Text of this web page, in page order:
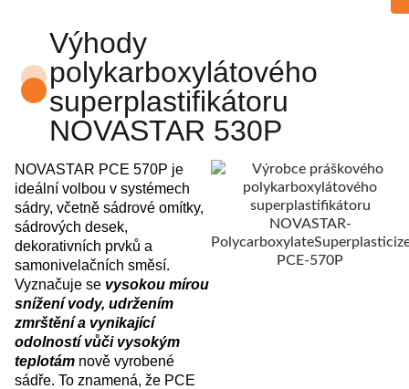
Výhody
polykarboxylátového
superplastifikátoru
NOVASTAR 530P
NOVASTAR PCE 570P je
ideální volbou v systémech
sádry, včetně sádrové omítky,
sádrových desek,
dekorativních prvků a
samonivelačních směsí.
Vyznačuje se vysokou mírou
snížení vody, udržením
zmrštění a vynikající
odolností vůči vysokým
teplotám nově vyrobené
sádře. To znamená, že PCE